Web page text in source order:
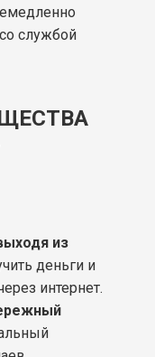
службой
из
деньги и
интернет.